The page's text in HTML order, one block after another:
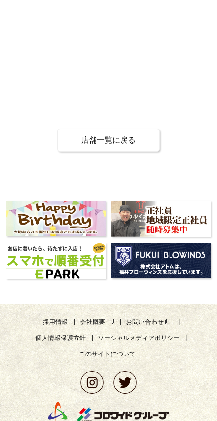
店舗一覧に戻る
採用情報 会社概要 お問い合わせ
個人情報保護方針 ソーシャルメディアポリシー
このサイトについて